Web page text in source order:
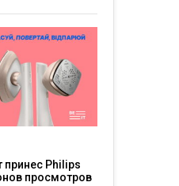
принес Philips
просмотров